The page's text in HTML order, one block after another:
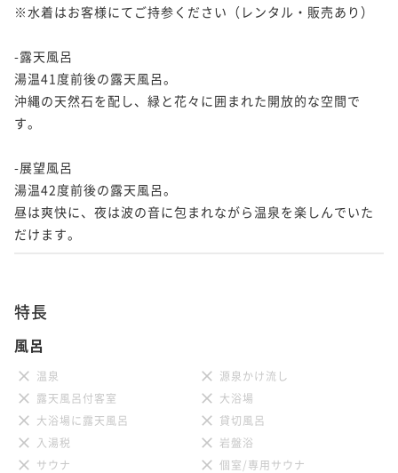
※水着はお客様にてご持参ください（レンタル・販売あり）
-露天風呂
湯温41度前後の露天風呂。
沖縄の天然石を配し、緑と花々に囲まれた開放的な空間で
す。
-展望風呂
湯温42度前後の露天風呂。
昼は爽快に、夜は波の音に包まれながら温泉を楽しんでいた
だけます。
特長
風呂
温泉
源泉かけ流し
露天風呂付客室
大浴場
大浴場に露天風呂
貸切風呂
入湯税
岩盤浴
サウナ
個室/専用サウナ